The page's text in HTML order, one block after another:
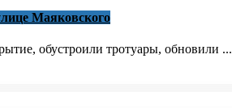
Маяковского
обустроили тротуары, обновили ...